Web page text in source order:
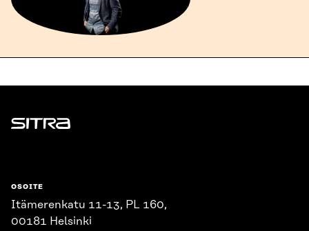
Sitra
OSOITE
Itämerenkatu 11-13, PL 160,
00181 Helsinki